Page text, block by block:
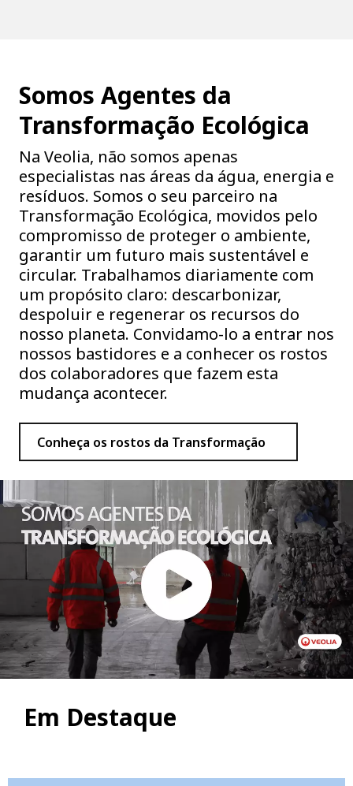
Somos Agentes da
Transformação Ecológica
Na Veolia, não somos apenas
especialistas nas áreas da água, energia e
resíduos. Somos o seu parceiro na
Transformação Ecológica, movidos pelo
compromisso de proteger o ambiente,
garantir um futuro mais sustentável e
circular. Trabalhamos diariamente com
um propósito claro: descarbonizar,
despoluir e regenerar os recursos do
nosso planeta. Convidamo-lo a entrar nos
nossos bastidores e a conhecer os rostos
dos colaboradores que fazem esta
mudança acontecer.
Conheça os rostos da Transformação
Em Destaque